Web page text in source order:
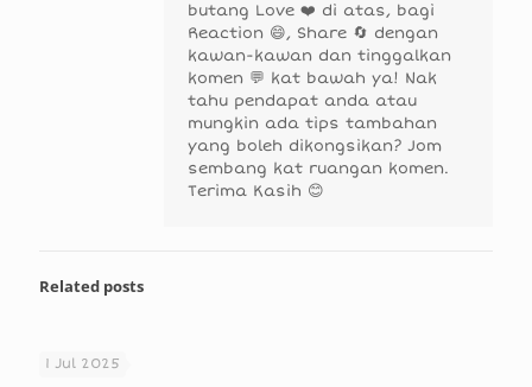
butang Love ❤️ di atas, bagi
Reaction 😄, Share 🔄 dengan
kawan-kawan dan tinggalkan
komen 💬 kat bawah ya! Nak
tahu pendapat anda atau
mungkin ada tips tambahan
yang boleh dikongsikan? Jom
sembang kat ruangan komen.
Terima Kasih 😊
Related posts
1 Jul 2025